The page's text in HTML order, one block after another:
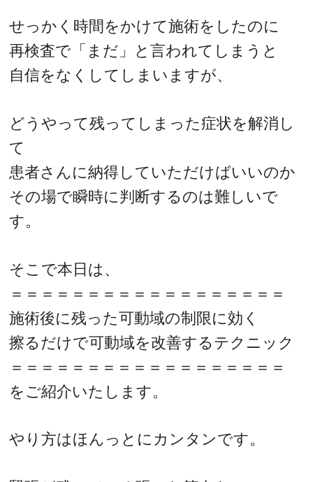
せっかく時間をかけて施術をしたのに
再検査で「まだ」と言われてしまうと
自信をなくしてしまいますが、
どうやって残ってしまった症状を解消し
て
患者さんに納得していただけばいいのか
その場で瞬時に判断するのは難しいで
す。
そこで本日は、
＝＝＝＝＝＝＝＝＝＝＝＝＝＝＝＝＝＝
施術後に残った可動域の制限に効く
擦るだけで可動域を改善するテクニック
＝＝＝＝＝＝＝＝＝＝＝＝＝＝＝＝＝＝
をご紹介いたします。
やり方はほんっとにカンタンです。